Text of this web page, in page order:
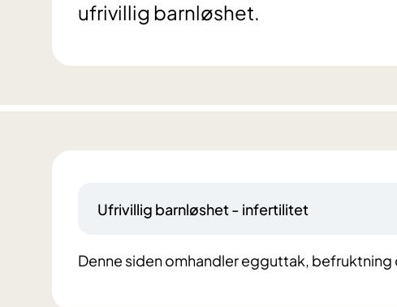
ufrivillig barnløshet.
Ufrivillig barnløshet - infertilitet
Denne siden omhandler egguttak,